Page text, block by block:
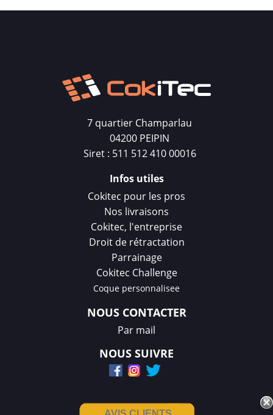
7 quartier Champarlau
04200 PEIPIN
Siret : 511 512 410 00016
Infos utiles
Cokitec pour les pros
Nos livraisons
Cokitec, l'entreprise
Droit de rétractation
Parrainage
Cokitec Challenge
Coque personnalisee
NOUS CONTACTER
Par mail
NOUS SUIVRE